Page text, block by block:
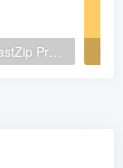
【MacOS】FastZip Pro 3.0.3 激活码生成